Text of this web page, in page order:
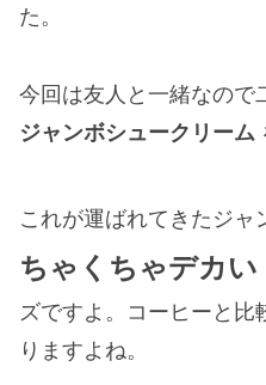
た。
今回は友人と一緒なので
ジャンボシュークリーム
これが運ばれてきたジャ
ちゃくちゃデカい
ズですよ。コーヒーと比
りますよね。